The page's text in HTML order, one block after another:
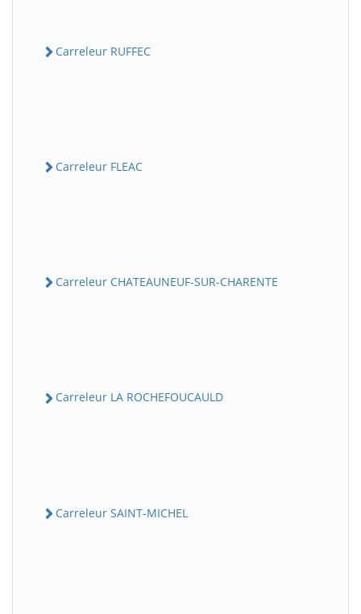
Carreleur RUFFEC
Carreleur FLEAC
Carreleur CHATEAUNEUF-SUR-CHARENTE
Carreleur LA ROCHEFOUCAULD
Carreleur SAINT-MICHEL